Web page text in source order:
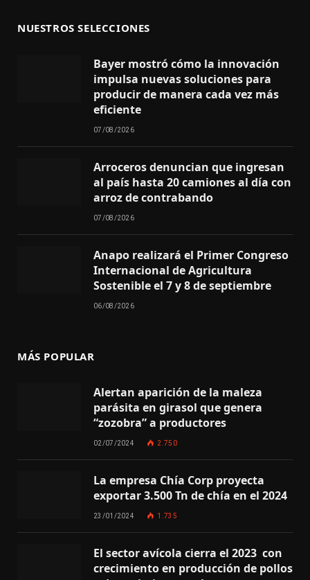
NUESTROS SELECCIONES
Bayer mostró cómo la innovación
impulsa nuevas soluciones para
producir de manera cada vez más
eficiente
07/08/2026
Arroceros denuncian que ingresan
al país hasta 20 camiones al día con
arroz de contrabando
07/08/2026
Anapo realizará el Primer Congreso
Internacional de Agricultura
Sostenible el 7 y 8 de septiembre
06/08/2026
MÁS POPULAR
Alertan aparición de la maleza
parásita en girasol que genera
“zozobra” a productores
02/07/2024 2.750
La empresa Chía Corp proyecta
exportar 3.500 Tn de chía en el 2024
23/01/2024 1.735
El sector avícola cierra el 2023 con
crecimiento en producción de pollos